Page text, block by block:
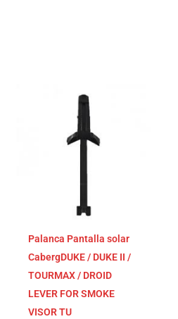
Palanca Pantalla solar
CabergDUKE / DUKE II /
TOURMAX / DROID
LEVER FOR SMOKE
VISOR TU